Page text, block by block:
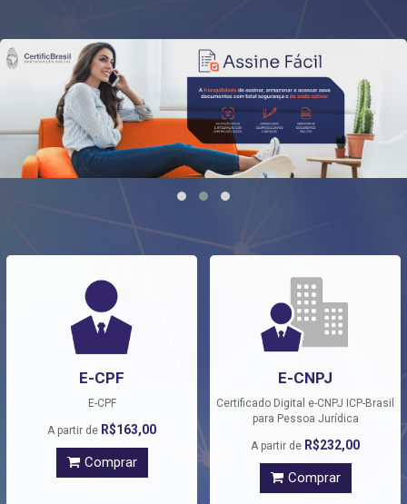
E-CPF
E-CPF
A partir de R$163,00
Comprar
E-CNPJ
Certificado Digital e-CNPJ ICP-Brasil
para Pessoa Jurídica
A partir de R$232,00
Comprar